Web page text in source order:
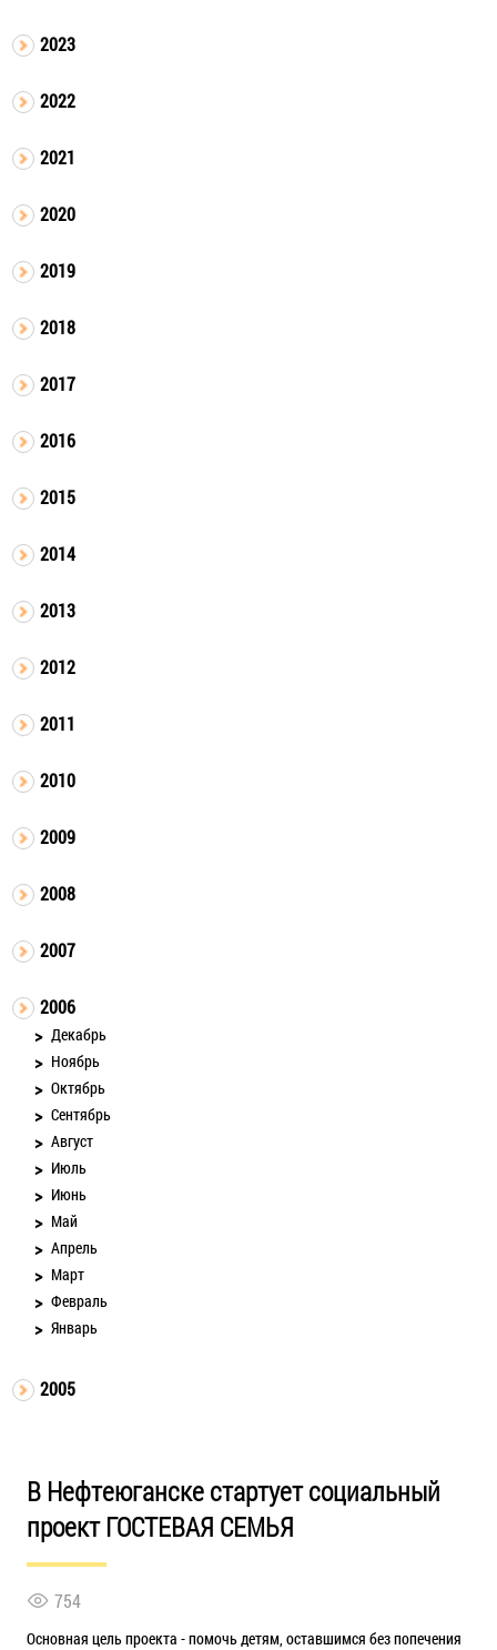
2023
2022
2021
2020
2019
2018
2017
2016
2015
2014
2013
2012
2011
2010
2009
2008
2007
2006
Декабрь
Ноябрь
Октябрь
Сентябрь
Август
Июль
Июнь
Май
Апрель
Март
Февраль
Январь
2005
В Нефтеюганске стартует социальный
проект ГОСТЕВАЯ СЕМЬЯ
754
Основная цель проекта - помочь детям, оставшимся без попечения